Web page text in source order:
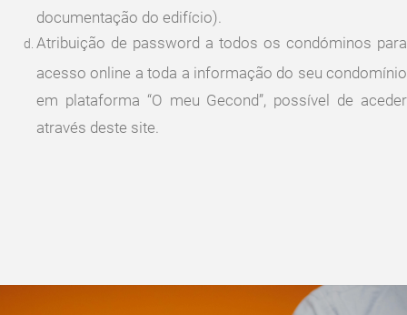
documentação do edifício).
Atribuição de password a todos os condóminos para
acesso online a toda a informação do seu condomínio
em plataforma “O meu Gecond”, possível de aceder
através deste site.